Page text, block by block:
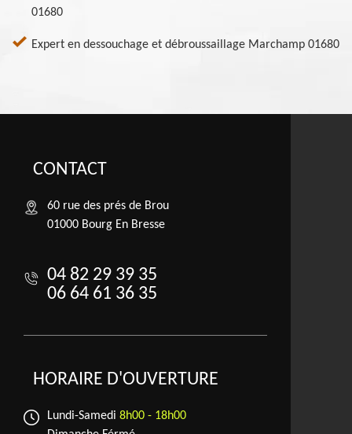
01680
Expert en dessouchage et débroussaillage Marchamp 01680
CONTACT
60 rue des prés de Brou
01000 Bourg En Bresse
04 82 29 39 35
06 64 61 36 35
HORAIRE D'OUVERTURE
Lundi-Samedi 8h00 - 18h00